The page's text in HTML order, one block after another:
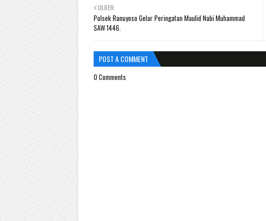
OLDER
Polsek Ranuyoso Gelar Peringatan Maulid Nabi Muhammad
SAW 1446.
POST A COMMENT
0 Comments